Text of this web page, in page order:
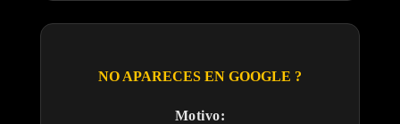
NO APARECES EN GOOGLE ?
Motivo: